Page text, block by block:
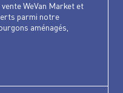
WeVan Market et
parmi notre
aménagés,